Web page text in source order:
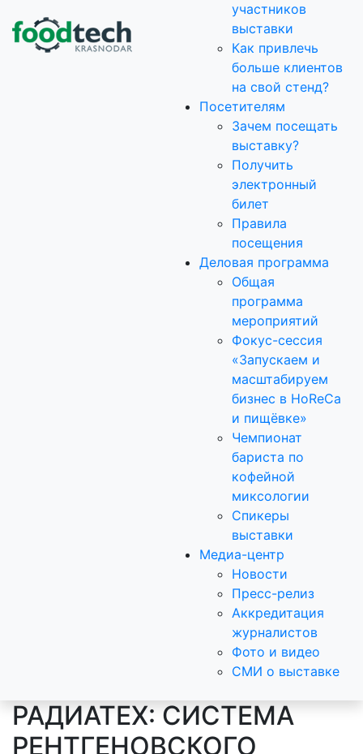
участников
выставки
Как привлечь
больше клиентов
на свой стенд?
Посетителям
Зачем посещать
выставку?
Получить
электронный
билет
Правила
посещения
Деловая программа
Общая
программа
мероприятий
Фокус-сессия
«Запускаем и
масштабируем
бизнес в HoReCa
и пищёвке»
Чемпионат
бариста по
кофейной
миксологии
Спикеры
выставки
Медиа-центр
Новости
Пресс-релиз
Аккредитация
журналистов
Фото и видео
СМИ о выставке
РАДИАТЕХ: СИСТЕМА
РЕНТГЕНОВСКОГО